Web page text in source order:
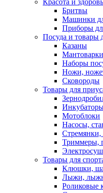
Красота и
Бритвы
Машинки
Приборы
Посуда и товары
Казаны
Мантоварки
Наборы
Ножи,
Сковороды
Товары для
Мотоблоки
Насосы,
Стремянки,
Триммеры,
Товары для
Клюшки,
Лыжи,
Роликовые